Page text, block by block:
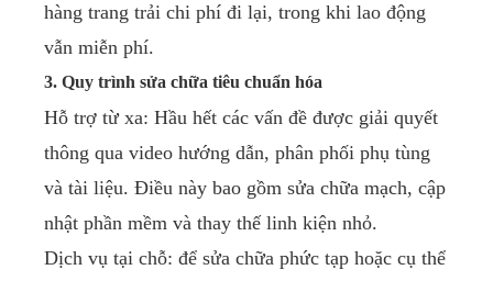
hàng trang trải chi phí đi lại, trong khi lao động
vẫn miễn phí.
3. Quy trình sửa chữa tiêu chuẩn hóa
Hỗ trợ từ xa: Hầu hết các vấn đề được giải quyết
thông qua video hướng dẫn, phân phối phụ tùng
và tài liệu. Điều này bao gồm sửa chữa mạch, cập
nhật phần mềm và thay thế linh kiện nhỏ.
Dịch vụ tại chỗ: để sửa chữa phức tạp hoặc cụ thể